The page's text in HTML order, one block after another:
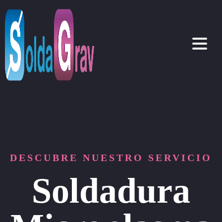
DESCUBRE NUESTRO SERVICIO
Soldadura